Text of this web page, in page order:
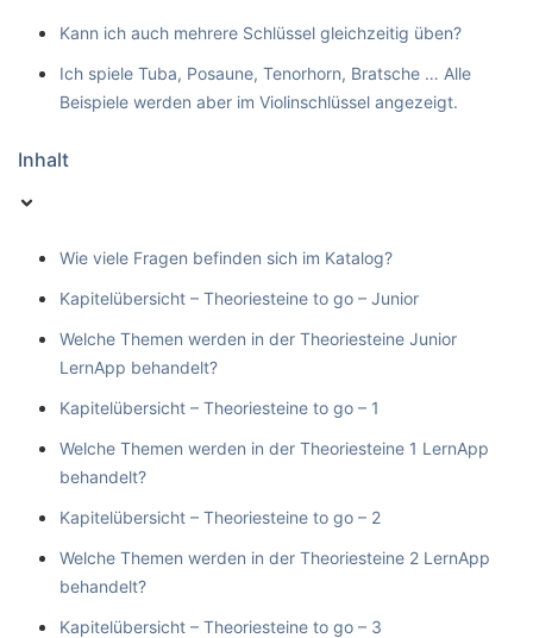
Kann ich auch mehrere Schlüssel gleichzeitig üben?
Ich spiele Tuba, Posaune, Tenorhorn, Bratsche … Alle
Beispiele werden aber im Violinschlüssel angezeigt.
Inhalt
Wie viele Fragen befinden sich im Katalog?
Kapitelübersicht – Theoriesteine to go – Junior
Welche Themen werden in der Theoriesteine Junior
LernApp behandelt?
Kapitelübersicht – Theoriesteine to go – 1
Welche Themen werden in der Theoriesteine 1 LernApp
behandelt?
Kapitelübersicht – Theoriesteine to go – 2
Welche Themen werden in der Theoriesteine 2 LernApp
behandelt?
Kapitelübersicht – Theoriesteine to go – 3